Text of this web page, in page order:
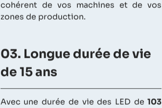
cohérent de vos machines et de vos
zones de production.
03. Longue durée de vie
de 15 ans
Avec une durée de vie des LED de103